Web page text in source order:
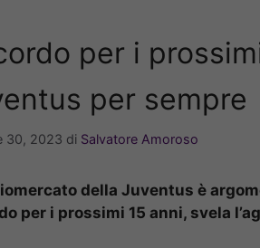
per i
per sempre
30, 2023 di Salvatore Amoroso
della Juventus è
per i prossimi 15 anni, svela